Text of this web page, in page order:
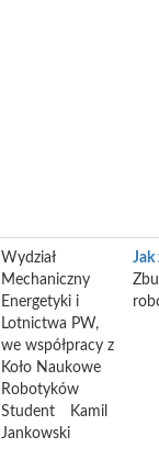
Wydział
Mechaniczny
Energetyki i
Lotnictwa PW,
we współpracy z
Koło Naukowe
Robotyków
Student
Kamil
Jankowski
Jak